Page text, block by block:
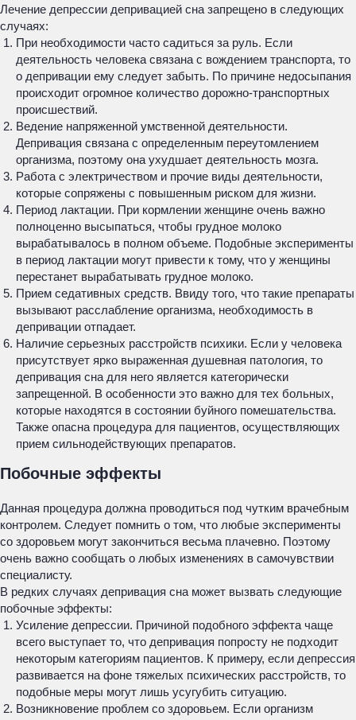
Лечение депрессии депривацией сна запрещено в следующих
случаях:
При необходимости часто садиться за руль. Если
деятельность человека связана с вождением транспорта, то
о депривации ему следует забыть. По причине недосыпания
происходит огромное количество дорожно-транспортных
происшествий.
Ведение напряженной умственной деятельности.
Депривация связана с определенным переутомлением
организма, поэтому она ухудшает деятельность мозга.
Работа с электричеством и прочие виды деятельности,
которые сопряжены с повышенным риском для жизни.
Период лактации. При кормлении женщине очень важно
полноценно высыпаться, чтобы грудное молоко
вырабатывалось в полном объеме. Подобные эксперименты
в период лактации могут привести к тому, что у женщины
перестанет вырабатывать грудное молоко.
Прием седативных средств. Ввиду того, что такие препараты
вызывают расслабление организма, необходимость в
депривации отпадает.
Наличие серьезных расстройств психики. Если у человека
присутствует ярко выраженная душевная патология, то
депривация сна для него является категорически
запрещенной. В особенности это важно для тех больных,
которые находятся в состоянии буйного помешательства.
Также опасна процедура для пациентов, осуществляющих
прием сильнодействующих препаратов.
Побочные эффекты
Данная процедура должна проводиться под чутким врачебным
контролем. Следует помнить о том, что любые эксперименты
со здоровьем могут закончиться весьма плачевно. Поэтому
очень важно сообщать о любых изменениях в самочувствии
специалисту.
В редких случаях депривация сна может вызвать следующие
побочные эффекты:
Усиление депрессии. Причиной подобного эффекта чаще
всего выступает то, что депривация попросту не подходит
некоторым категориям пациентов. К примеру, если депрессия
развивается на фоне тяжелых психических расстройств, то
подобные меры могут лишь усугубить ситуацию.
Возникновение проблем со здоровьем. Если организм